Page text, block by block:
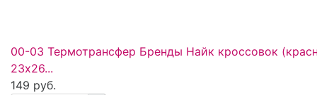
00-03 Термотрансфер Бренды Найк кроссовок
23х26...
149 руб.